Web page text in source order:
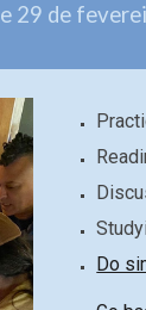
e 29 de
Do